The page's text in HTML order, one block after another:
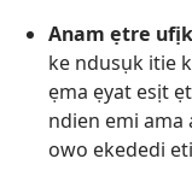
Anam ẹtre
ke ndusụk itie
ẹma ẹyat esịt
ndien emi
owo ekededi